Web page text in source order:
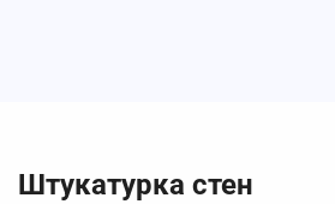
Штукатурка стен